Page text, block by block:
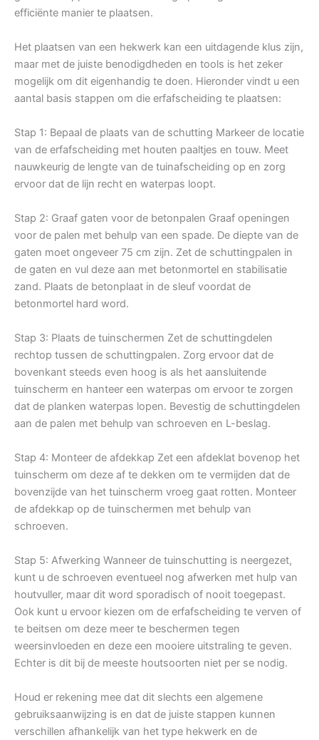
efficiënte manier te plaatsen.
Het plaatsen van een hekwerk kan een uitdagende klus zijn,
maar met de juiste benodigdheden en tools is het zeker
mogelijk om dit eigenhandig te doen. Hieronder vindt u een
aantal basis stappen om die erfafscheiding te plaatsen:
Stap 1: Bepaal de plaats van de schutting Markeer de locatie
van de erfafscheiding met houten paaltjes en touw. Meet
nauwkeurig de lengte van de tuinafscheiding op en zorg
ervoor dat de lijn recht en waterpas loopt.
Stap 2: Graaf gaten voor de betonpalen Graaf openingen
voor de palen met behulp van een spade. De diepte van de
gaten moet ongeveer 75 cm zijn. Zet de schuttingpalen in
de gaten en vul deze aan met betonmortel en stabilisatie
zand. Plaats de betonplaat in de sleuf voordat de
betonmortel hard word.
Stap 3: Plaats de tuinschermen Zet de schuttingdelen
rechtop tussen de schuttingpalen. Zorg ervoor dat de
bovenkant steeds even hoog is als het aansluitende
tuinscherm en hanteer een waterpas om ervoor te zorgen
dat de planken waterpas lopen. Bevestig de schuttingdelen
aan de palen met behulp van schroeven en L-beslag.
Stap 4: Monteer de afdekkap Zet een afdeklat bovenop het
tuinscherm om deze af te dekken om te vermijden dat de
bovenzijde van het tuinscherm vroeg gaat rotten. Monteer
de afdekkap op de tuinschermen met behulp van
schroeven.
Stap 5: Afwerking Wanneer de tuinschutting is neergezet,
kunt u de schroeven eventueel nog afwerken met hulp van
houtvuller, maar dit word sporadisch of nooit toegepast.
Ook kunt u ervoor kiezen om de erfafscheiding te verven of
te beitsen om deze meer te beschermen tegen
weersinvloeden en deze een mooiere uitstraling te geven.
Echter is dit bij de meeste houtsoorten niet per se nodig.
Houd er rekening mee dat dit slechts een algemene
gebruiksaanwijzing is en dat de juiste stappen kunnen
verschillen afhankelijk van het type hekwerk en de